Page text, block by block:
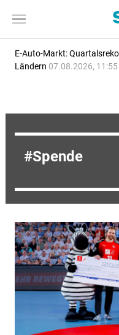
E-Auto-Markt:
Ländern 07.08.2026, 11:55
Spende